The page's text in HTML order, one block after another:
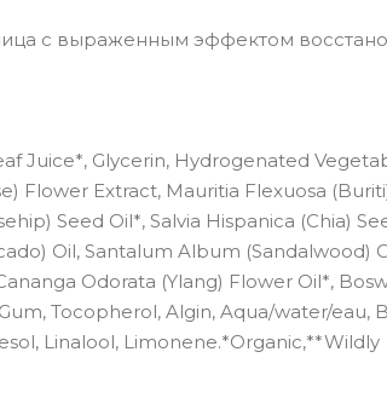
с выраженным эффектом
Juice*, Glycerin, Hydrogenated
Flower Extract, Mauritia Flexuosa
Seed Oil*, Salvia Hispanica (Chia)
Oil, Santalum Album (Sandalwood)
Odorata (Ylang) Flower Oil*,
Tocopherol, Algin, Aqua/water/eau,
Linalool, Limonene.*Organic,**Wildly